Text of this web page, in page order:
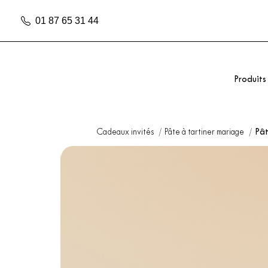
01 87 65 31 44
Produits
Cadeaux invités Pâte à tartiner mariage